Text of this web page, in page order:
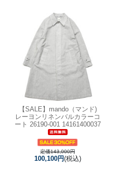
【SALE】 mando（マンド)
レーヨンリネンバルカラーコ
ート 26190-001 14161400037
定価143,000円
100,100円(税込)